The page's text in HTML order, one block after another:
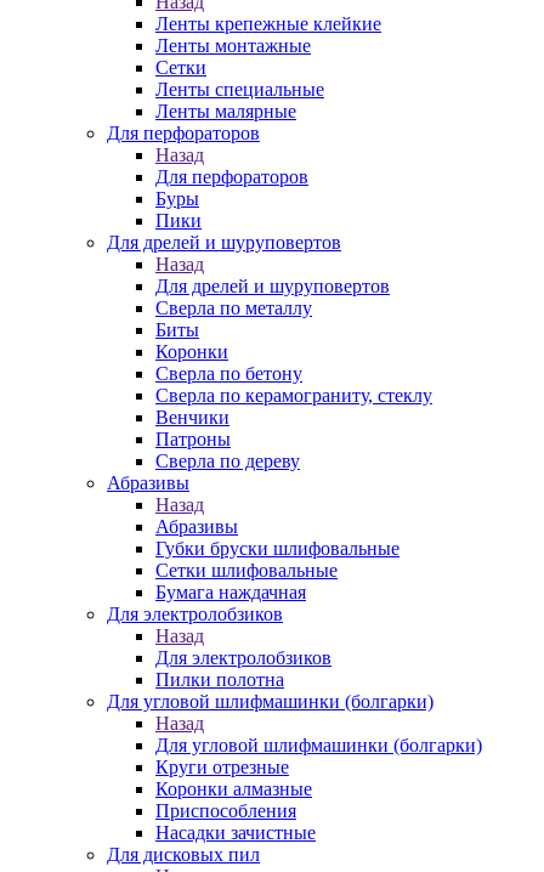
Ленты крепежные клейкие
Ленты монтажные
Сетки
Ленты специальные
Ленты малярные
Для перфораторов
Назад
Для перфораторов
Буры
Пики
Для дрелей и шуруповертов
Назад
Для дрелей и шуруповертов
Сверла по металлу
Биты
Коронки
Сверла по бетону
Сверла по керамограниту, стеклу
Венчики
Патроны
Сверла по дереву
Абразивы
Назад
Абразивы
Губки бруски шлифовальные
Сетки шлифовальные
Бумага наждачная
Для электролобзиков
Назад
Для электролобзиков
Пилки полотна
Для угловой шлифмашинки (болгарки)
Назад
Для угловой шлифмашинки (болгарки)
Круги отрезные
Коронки алмазные
Приспособления
Насадки зачистные
Для дисковых пил